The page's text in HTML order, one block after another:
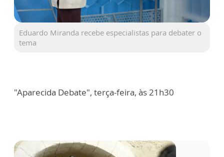
Eduardo Miranda recebe especialistas para debater o
tema
"Aparecida Debate", terça-feira, às 21h30